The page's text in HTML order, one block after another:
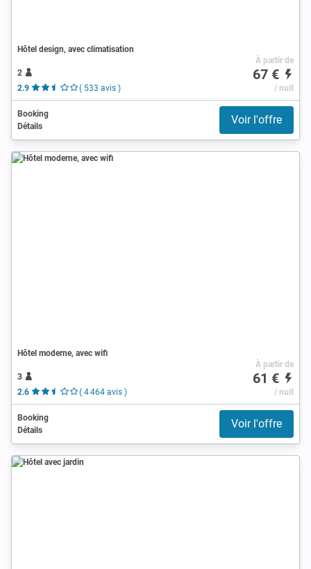
Hôtel design, avec climatisation
2
2.9
( 533 avis )
À partir de
67 €
/ nuit
Booking
Détails
Voir l'offre
Hôtel moderne, avec wifi
3
2.6
( 4 464 avis )
À partir de
61 €
/ nuit
Booking
Détails
Voir l'offre